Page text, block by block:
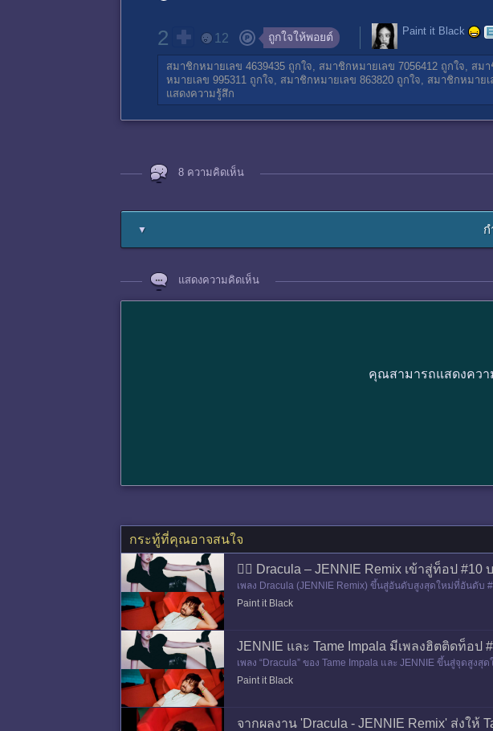
2 12 ถูกใจให้พอยต์ Paint it Black
สมาชิกหมายเลข 4639435 ถูกใจ, สมาชิกหมายเลข 7056412 ถูกใจ, สมา
หมายเลข 995311 ถูกใจ, สมาชิกหมายเลข 863820 ถูกใจ, สมาชิกหมายเ
แสดงความรู้สึก
8 ความคิดเห็น
▼
แสดงความคิดเห็น
คุณสามารถแสดงควา
กระทู้ที่คุณอาจสนใจ
🧛‍♀️ Dracula – JENNIE Remix เข้าสู่ท็อป
เพลง Dracula (JENNIE Remix) ขึ้นสู่อันดับสูงสุดใหม่ที่อันดับ
ร์ต Billboard Hot 100 ครั้งแรกด้วยเพลง
Paint it Black
JENNIE และ Tame Impala มีเพลงฮิตติดท็อป
เพลง “Dracula” ของ Tame Impala และ JENNIE ขึ้นสู่จุดสู
ทั้งคู่ที่ติดท็อป 20 🇺🇸 US
Paint it Black
จากผลงาน 'Dracula - JENNIE Remix' ส่งให้